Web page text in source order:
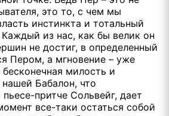
это то, с чем мы
инстинкта и тотальный
из нас, как бы велик он
не достиг, в определенный
Пером, а мгновение – уже
милость и
Бабалон, что
притче Сольвейг, дает
все-таки остаться собой